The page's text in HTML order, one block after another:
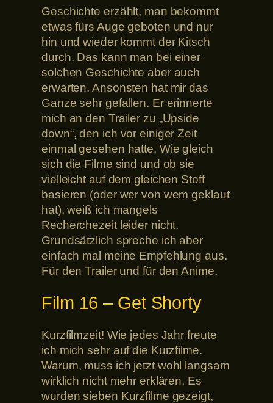
Geschichte erzählt, man bekommt
etwas fürs Auge geboten und nur
hin und wieder kommt der Kitsch
durch. Das kann man bei einer
solchen Geschichte aber auch
erwarten. Ansonsten hat mir das
Ganze sehr gefallen. Er erinnerte
mich an den Trailer zu „Upside
down“, den ich vor einiger Zeit
einmal gesehen hatte. Wie gleich
sich die Filme sind und ob sie
vielleicht auf dem gleichen Stoff
basieren (oder wer von wem geklaut
hat), weiß ich mangels
Recherchezeit leider nicht.
Grundsätzlich spreche ich aber
einfach mal meine Empfehlung aus.
Für den Trailer und für den Anime.
Film 16 – Get Shorty
Kurzfilmzeit! Wie jedes Jahr freute
ich mich sehr auf die Kurzfilme.
Warum, muss ich jetzt wohl langsam
wirklich nicht mehr erklären. Es
wurden sieben Kurzfilme gezeigt,